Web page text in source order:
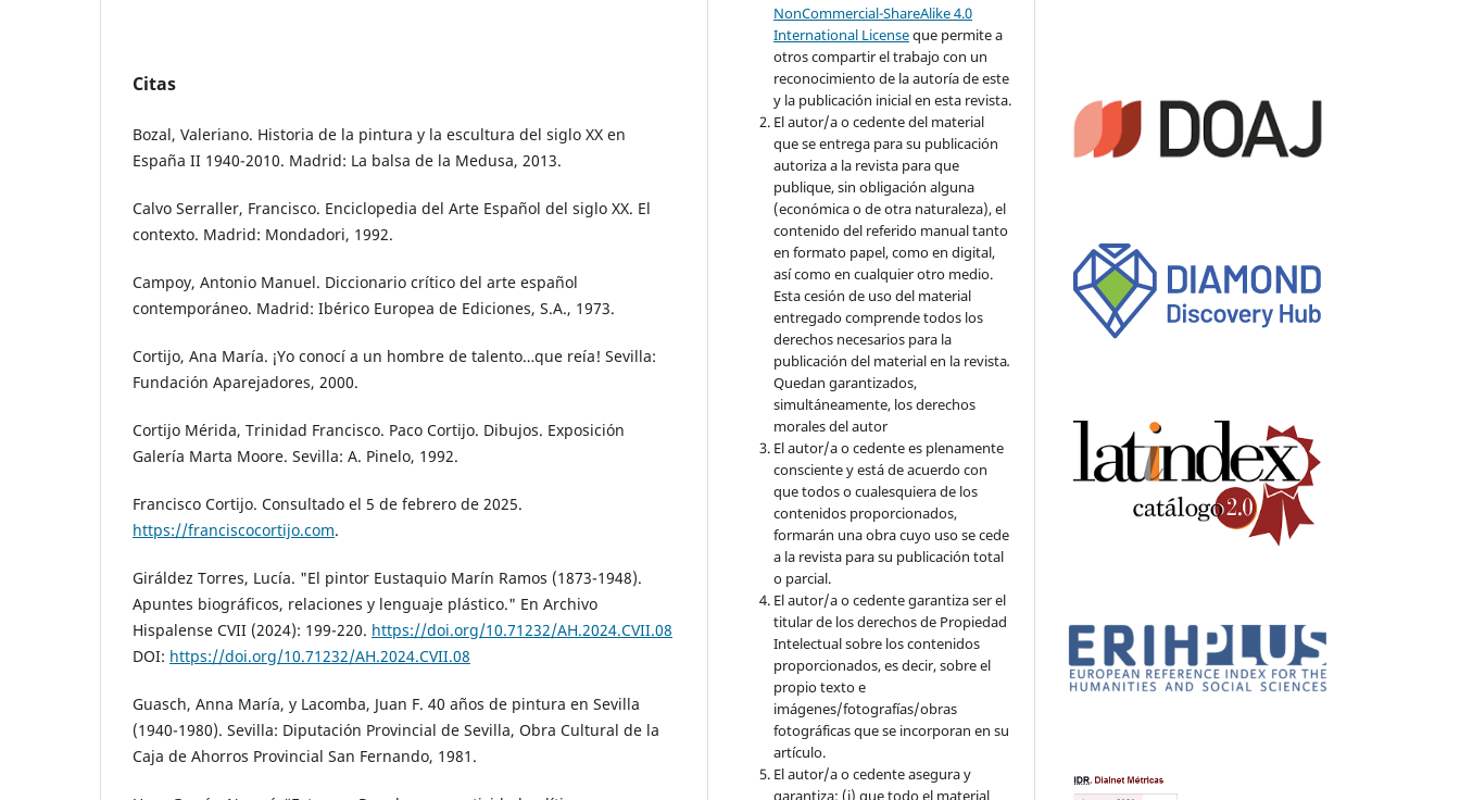
Citas
Bozal, Valeriano. Historia de la pintura y la escultura del siglo XX en
España II 1940-2010. Madrid: La balsa de la Medusa, 2013.
Calvo Serraller, Francisco. Enciclopedia del Arte Español del siglo XX. El
contexto. Madrid: Mondadori, 1992.
Campoy, Antonio Manuel. Diccionario crítico del arte español
contemporáneo. Madrid: Ibérico Europea de Ediciones, S.A., 1973.
Cortijo, Ana María. ¡Yo conocí a un hombre de talento…que reía! Sevilla:
Fundación Aparejadores, 2000.
Cortijo Mérida, Trinidad Francisco. Paco Cortijo. Dibujos. Exposición
Galería Marta Moore. Sevilla: A. Pinelo, 1992.
Francisco Cortijo. Consultado el 5 de febrero de 2025.
https://franciscocortijo.com.
Giráldez Torres, Lucía. "El pintor Eustaquio Marín Ramos (1873-1948).
Apuntes biográficos, relaciones y lenguaje plástico." En Archivo
Hispalense CVII (2024): 199-220. https://doi.org/10.71232/AH.2024.CVII.08
DOI: https://doi.org/10.71232/AH.2024.CVII.08
Guasch, Anna María, y Lacomba, Juan F. 40 años de pintura en Sevilla
(1940-1980). Sevilla: Diputación Provincial de Sevilla, Obra Cultural de la
Caja de Ahorros Provincial San Fernando, 1981.
NonCommercial-ShareAlike 4.0
International Licenseque permite a
otros compartir el trabajo con un
reconocimiento de la autoría de este
y la publicación inicial en esta revista.
El autor/a o cedente del material
que se entrega para su publicación
autoriza a la revista para que
publique, sin obligación alguna
(económica o de otra naturaleza), el
contenido del referido manual tanto
en formato papel, como en digital,
así como en cualquier otro medio.
Esta cesión de uso del material
entregado comprende todos los
derechos necesarios para la
publicación del material en la revista.
Quedan garantizados,
simultáneamente, los derechos
morales del autor
El autor/a o cedente es plenamente
consciente y está de acuerdo con
que todos o cualesquiera de los
contenidos proporcionados,
formarán una obra cuyo uso se cede
a la revista para su publicación total
o parcial.
El autor/a o cedente garantiza ser el
titular de los derechos de Propiedad
Intelectual sobre los contenidos
proporcionados, es decir, sobre el
propio texto e
imágenes/fotografías/obras
fotográficas que se incorporan en su
artículo.
El autor/a o cedente asegura y
garantiza: (i) que todo el material